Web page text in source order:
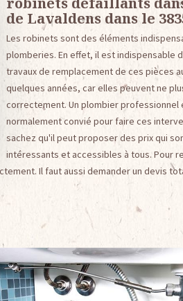
de Lavaldens dans le
Les robinets sont des éléments
plomberies. En effet, il est indispensable
travaux de remplacement de ces pièces
quelques années, car elles peuvent ne
correctement. Un plombier professionnel
normalement convié pour faire ces
sachez qu'il peut proposer des prix qui
intéressants et accessibles à tous. Pour
Il faut aussi demander un devis